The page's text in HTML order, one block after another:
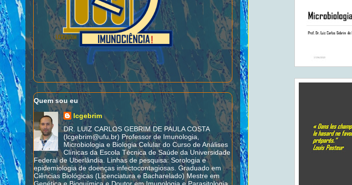
Quem sou eu
lcgebrim
DR. LUIZ CARLOS GEBRIM DE PAULA COSTA
(lcgebrim@ufu.br) Professor de Imunologia,
Microbiologia e Biologia Celular do Curso de Análises
Clínicas da Escola Técnica de Saúde da Universidade
Federal de Uberlândia. Linhas de pesquisa: Sorologia e
epidemiologia de doenças infectocontagiosas. Graduado em
Ciências Biológicas (Licenciatura e Bacharelado) Mestre em